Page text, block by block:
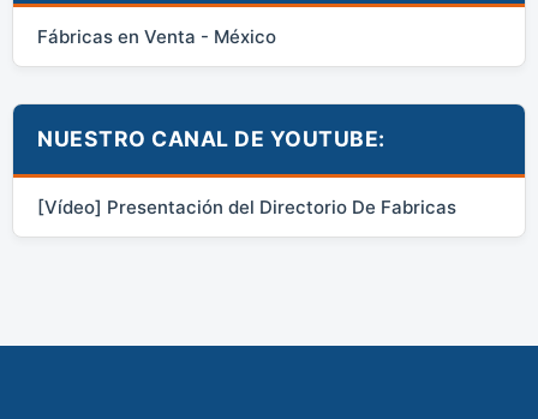
Fábricas en Venta - México
NUESTRO CANAL DE YOUTUBE:
[Vídeo] Presentación del Directorio De Fabricas